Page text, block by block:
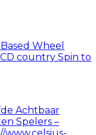
Wheel
country Spin to
Achtbaar
Spelers –